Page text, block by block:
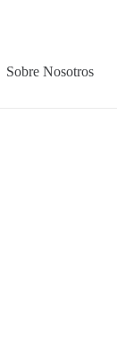
Sobre Nosotros